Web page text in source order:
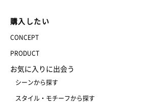
購入したい
CONCEPT
PRODUCT
お気に入りに出会う
シーンから探す
スタイル・モチーフから探す